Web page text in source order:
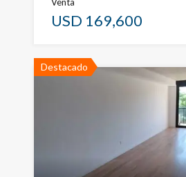
USD 169,600
Destacado